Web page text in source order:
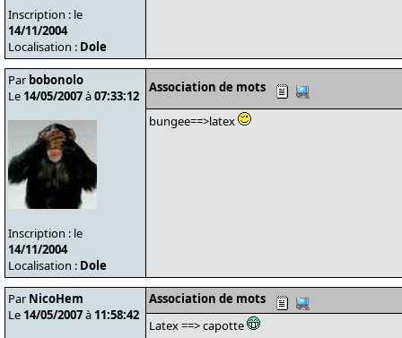
Inscription : le
14/11/2004
Localisation : Dole
Par bobonolo
Le 14/05/2007à07:33:12
Inscription : le
14/11/2004
Localisation : Dole
Association de mots
bungee==>latex
Par NicoHem
Le 14/05/2007à 11:58:42
Association de mots
Latex ==> capotte